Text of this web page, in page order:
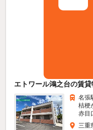
エトワール鴻之台の賃
名張
桔梗
赤目
三重